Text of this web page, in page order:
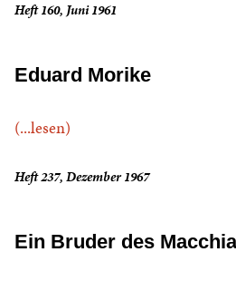
Heft 160, Juni 1961
Eduard Morike
(...lesen)
Heft 237, Dezember 1967
Ein Bruder des